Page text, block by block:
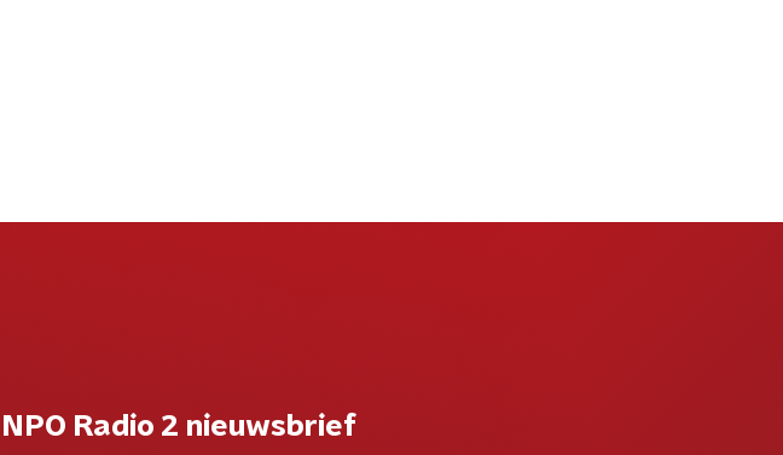
NPO Radio 2 nieuwsbrief